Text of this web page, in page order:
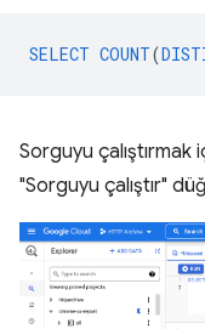
SELECT COUNT(
Sorguyu
"Sorguyu çalıştır"